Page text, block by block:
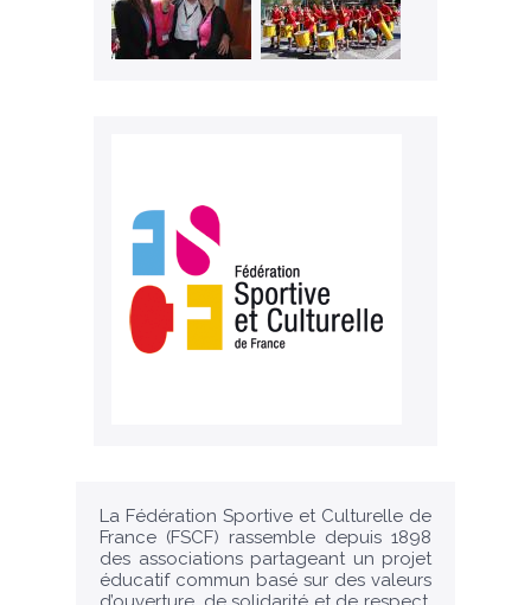
La Fédération Sportive et Culturelle de
France (FSCF) rassemble depuis 1898
des associations partageant un projet
éducatif commun basé sur des valeurs